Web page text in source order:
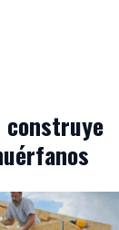
construye